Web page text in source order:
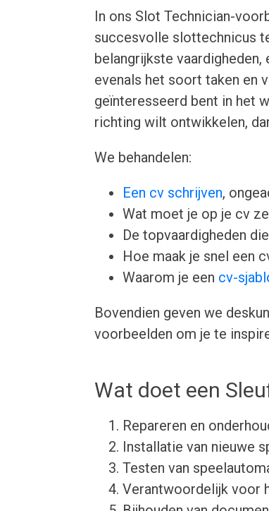
In ons Slot Technician-
succesvolle slottechnicus
belangrijkste
evenals het soort taken en
geïnteresseerd bent in het
richting wilt ontwikkelen,
We behandelen:
Een cv schrijven,
Wat moet je op je cv
De topvaardigheden
Hoe maak je snel een
Waarom je een cv-
Bovendien geven we
voorbeelden om je te
Wat doet een
Repareren en
Installatie van nieuwe
Testen van
Verantwoordelijk voor